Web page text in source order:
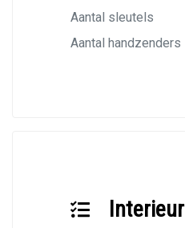
Aantal sleutels
Aantal handzenders
Interieur